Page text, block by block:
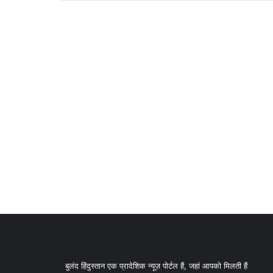
बुलंद हिंदुस्तान एक प्रादेशिक न्यूज़ पोर्टल हैं, जहां आपको मिलती हैं